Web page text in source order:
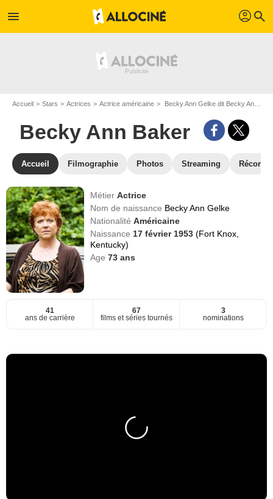
menu profil search
Accueil Stars Actrices Actrice américaine Becky Ann Gelke dit Becky Ann Baker
Becky Ann Baker
Accueil Filmographie Photos Streaming
MétierActrice
Nom de naissance Becky Ann Gelke
NationalitéAméricaine
Naissance 17 février 1953(Fort Knox,
Kentucky)
Age73 ans
41
ans de carrière
67
films et séries tournés
3
nominations